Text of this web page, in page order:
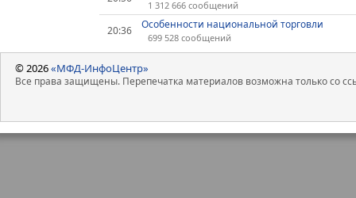
1 312 666 сообщений
20:36 Особенности национальной торговли
699 528 сообщений
© 2026«МФД-ИнфоЦентр»
Все права защищены. Перепечатка материалов возможна только со